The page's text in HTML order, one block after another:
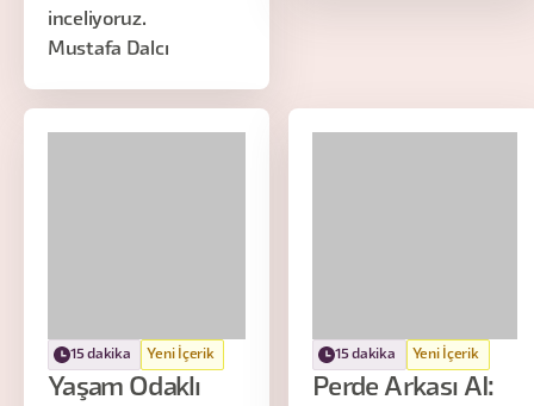
inceliyoruz.
Mustafa Dalcı
15 dakika Yeni İçerik
Yaşam Odaklı
15 dakika Yeni İçerik
Perde Arkası AI: